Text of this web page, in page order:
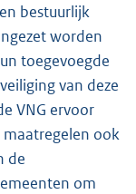
bestuurlijk
worden
toegevoegde
van deze
VNG ervoor
ook
de
om